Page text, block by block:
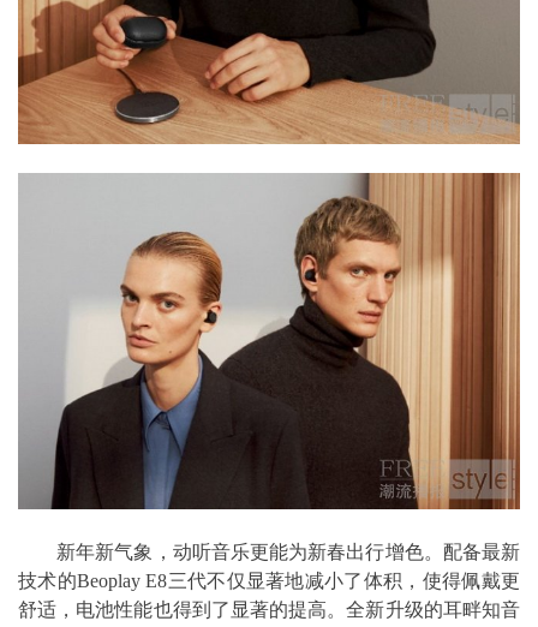
新年新气象，动听音乐更能为新春出行增色。配备最新
技术的Beoplay E8三代不仅显著地减小了体积，使得佩戴更
舒适，电池性能也得到了显著的提高。全新升级的耳畔知音